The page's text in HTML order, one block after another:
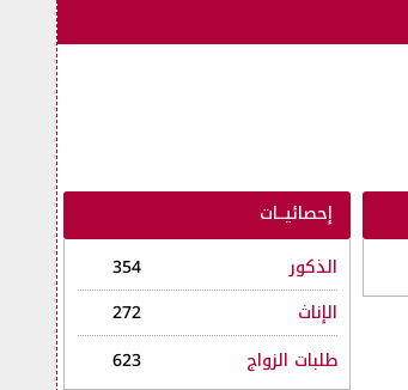
إحصائيــات
الذكور
354
الإناث
272
طلبات الزواج
623